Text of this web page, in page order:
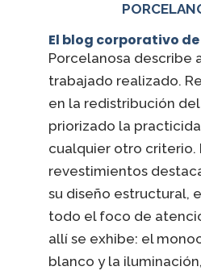
El blog corporativo
Porcelanosa describe
trabajado realizado.
en la redistribución
priorizado la
cualquier otro criterio.
revestimientos
su diseño estructural,
todo el foco de
allí se exhibe: el
blanco y la